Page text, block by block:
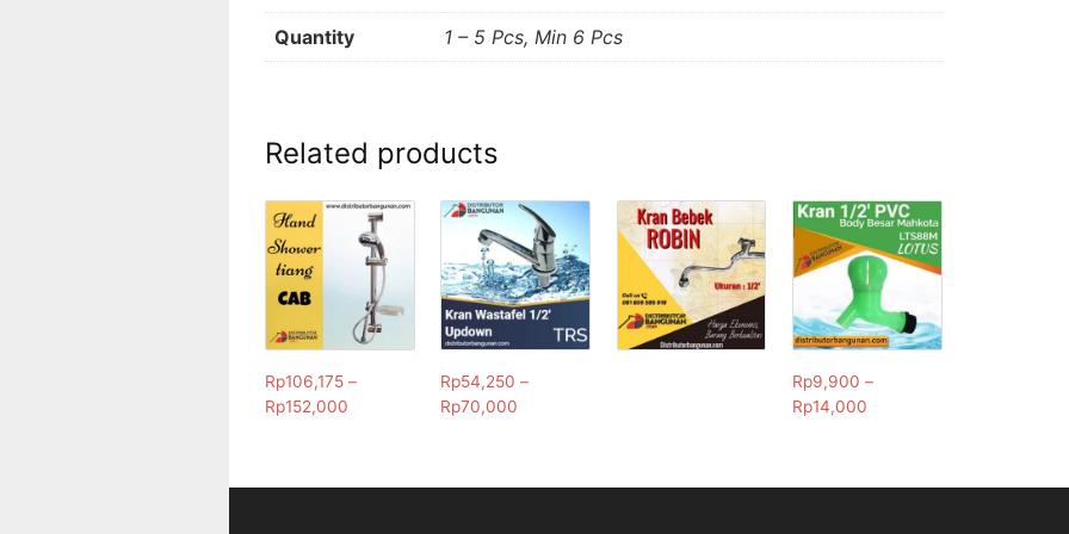
Quantity 1 – 5 Pcs, Min 6 Pcs
Related products
Rp106,175 –
Rp152,000
Rp54,250 –
Rp70,000
Rp9,900 –
Rp14,000